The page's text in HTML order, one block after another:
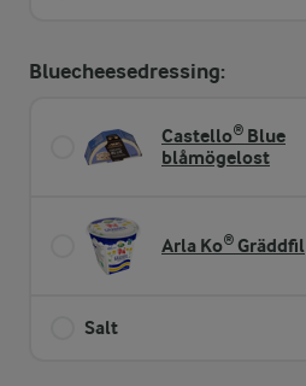
Bluecheesedressing:
Castello® Blue
blåmögelost
Arla Ko® Gräddfil
Salt